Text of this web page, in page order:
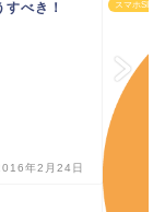
べき！
年2月24日
スマホSIM